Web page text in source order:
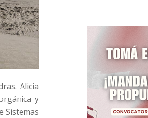
Alicia
y
Sistemas